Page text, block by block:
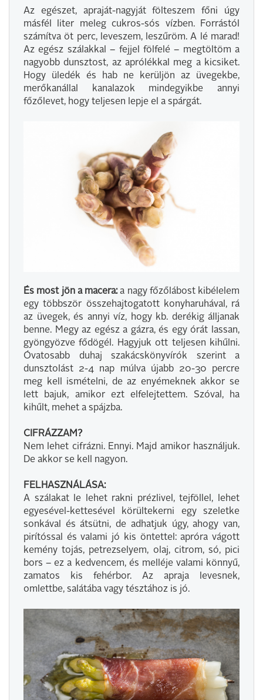
Az egészet, apraját-nagyját fölteszem főni úgy
másfél liter meleg cukros-sós vízben. Forrástól
számítva öt perc, leveszem, leszűröm. A lé marad!
Az egész szálakkal – fejjel fölfelé – megtöltöm a
nagyobb dunsztost, az aprólékkal meg a kicsiket.
Hogy üledék és hab ne kerüljön az üvegekbe,
merőkanállal kanalazok mindegyikbe annyi
főzőlevet, hogy teljesen lepje el a spárgát.
És most jön a macera:a nagy főzőlábost kibélelem
egy többször összehajtogatott konyharuhával, rá
az üvegek, és annyi víz, hogy kb. derékig álljanak
benne. Megy az egész a gázra, és egy órát lassan,
gyöngyözve fődögél. Hagyjuk ott teljesen kihűlni.
Óvatosabb duhaj szakácskönyvírók szerint a
dunsztolást 2-4 nap múlva újabb 20-30 percre
meg kell ismételni, de az enyémeknek akkor se
lett bajuk, amikor ezt elfelejtettem. Szóval, ha
kihűlt, mehet a spájzba.
CIFRÁZZAM?
Nem lehet cifrázni. Ennyi. Majd amikor használjuk.
De akkor se kell nagyon.
FELHASZNÁLÁSA:
A szálakat le lehet rakni prézlivel, tejföllel, lehet
egyesével-kettesével körültekerni egy szeletke
sonkával és átsütni, de adhatjuk úgy, ahogy van,
pirítóssal és valami jó kis öntettel: apróra vágott
kemény tojás, petrezselyem, olaj, citrom, só, pici
bors – ez a kedvencem, és melléje valami könnyű,
zamatos kis fehérbor. Az apraja levesnek,
omlettbe, salátába vagy tésztához is jó.